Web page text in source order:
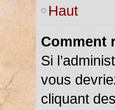
Haut
Comment
Si
vous
cliquant